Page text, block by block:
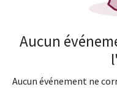
Aucun
Aucun événement ne